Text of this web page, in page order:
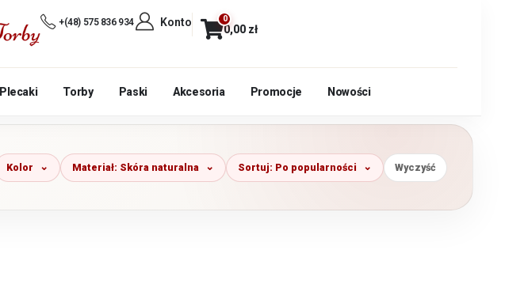
+(48) 575 836 934 Konto 0
0,00 zł
Plecaki Torby Paski Akcesoria Promocje Nowości
Kolor Materiał: Skóra naturalna Sortuj: Po popularności Wyczyść